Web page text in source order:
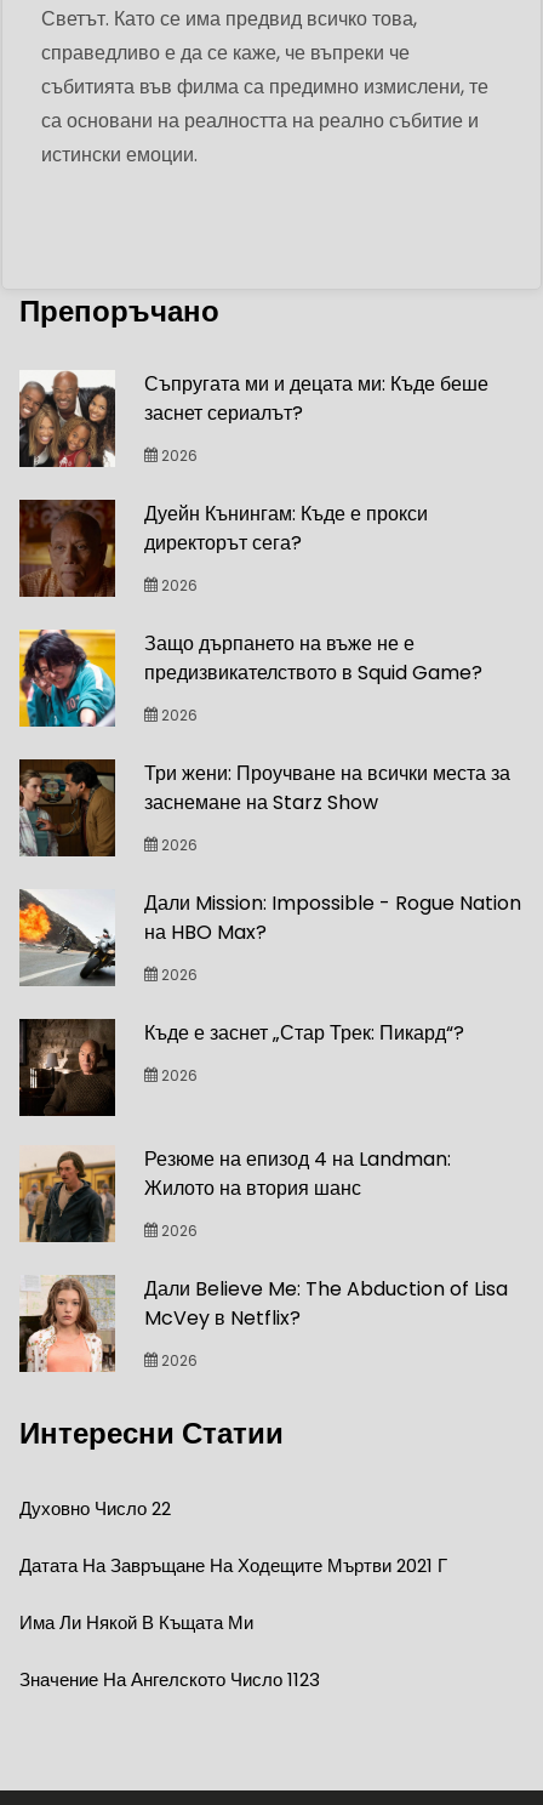
Светът. Като се има предвид всичко това,
справедливо е да се каже, че въпреки че
събитията във филма са предимно измислени, те
са основани на реалността на реално събитие и
истински емоции.
Препоръчано
Съпругата ми и децата ми: Къде беше
заснет сериалът?
2026
Дуейн Кънингам: Къде е прокси
директорът сега?
2026
Защо дърпането на въже не е
предизвикателството в Squid Game?
2026
Три жени: Проучване на всички места за
заснемане на Starz Show
2026
Дали Mission: Impossible - Rogue Nation
на HBO Max?
2026
Къде е заснет „Стар Трек: Пикард“?
2026
Резюме на епизод 4 на Landman:
Жилото на втория шанс
2026
Дали Believe Me: The Abduction of Lisa
McVey в Netflix?
2026
Интересни Статии
Духовно Число 22
Датата На Завръщане На Ходещите Мъртви 2021 Г
Има Ли Някой В ​​къщата Ми
Значение На Ангелското Число 1123